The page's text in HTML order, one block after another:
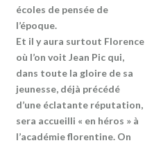
écoles de pensée de
l’époque.
Et il y aura surtout Florence
où l’on voit Jean Pic qui,
dans toute la gloire de sa
jeunesse, déjà précédé
d’une éclatante réputation,
sera accueilli « en héros » à
l’académie florentine. On